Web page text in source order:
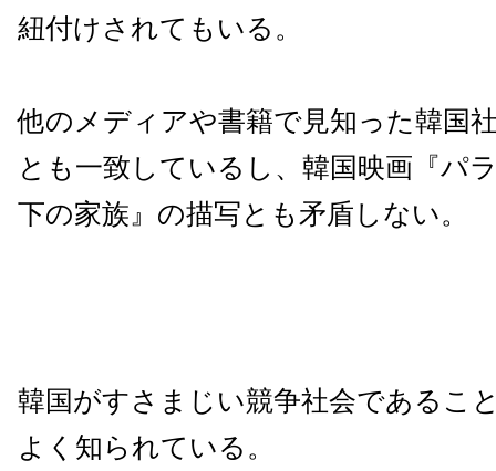
紐付けされてもいる。
他のメディアや書籍で見知った韓国
とも一致しているし、韓国映画『パ
下の家族』の描写とも矛盾しない。
韓国がすさまじい競争社会であるこ
よく知られている。